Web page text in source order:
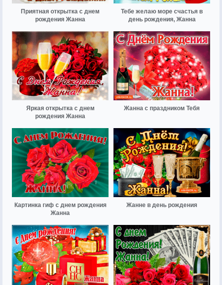
Приятная открытка с днем
рождения Жанна
Тебе желаю море счастья в
день рождения, Жанна
Яркая открытка с днем
рождения Жанна
Жанна с праздником Тебя
Картинка гиф с днем рождения
Жанна
Жанне в день рождения